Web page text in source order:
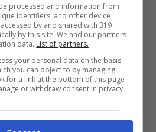
duello tra tedesche ...
Dicembre 16, 2023
processed and information from
identifiers, and other device
by and shared with 319
by this site. We and our partners
data. List of partners.
your personal data on the basis
you can object to by managing
for a link at the bottom of this page
or withdraw consent in privacy